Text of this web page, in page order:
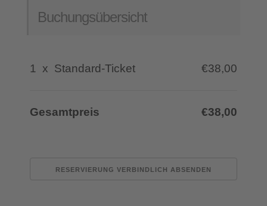
Buchungsübersicht
1 x Standard-Ticket €38,00
Gesamtpreis €38,00